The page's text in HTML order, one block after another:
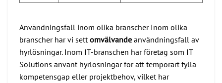
Användningsfall inom olika branscher Inom olika
branscher har vi sett omvälvande användningsfall av
hyrlösningar. Inom IT-branschen har företag som IT
Solutions använt hyrlösningar för att temporärt fylla
kompetensgap eller projektbehov, vilket har